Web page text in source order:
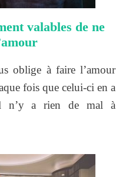
valables de ne
oblige à faire l’amour
fois que celui-ci en a
n’y a rien de mal à